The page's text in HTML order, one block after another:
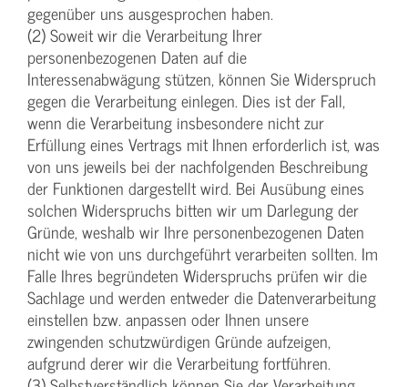
gegenüber uns ausgesprochen haben.
(2) Soweit wir die Verarbeitung Ihrer
personenbezogenen Daten auf die
Interessenabwägung stützen, können Sie Widerspruch
gegen die Verarbeitung einlegen. Dies ist der Fall,
wenn die Verarbeitung insbesondere nicht zur
Erfüllung eines Vertrags mit Ihnen erforderlich ist, was
von uns jeweils bei der nachfolgenden Beschreibung
der Funktionen dargestellt wird. Bei Ausübung eines
solchen Widerspruchs bitten wir um Darlegung der
Gründe, weshalb wir Ihre personenbezogenen Daten
nicht wie von uns durchgeführt verarbeiten sollten. Im
Falle Ihres begründeten Widerspruchs prüfen wir die
Sachlage und werden entweder die Datenverarbeitung
einstellen bzw. anpassen oder Ihnen unsere
zwingenden schutzwürdigen Gründe aufzeigen,
aufgrund derer wir die Verarbeitung fortführen.